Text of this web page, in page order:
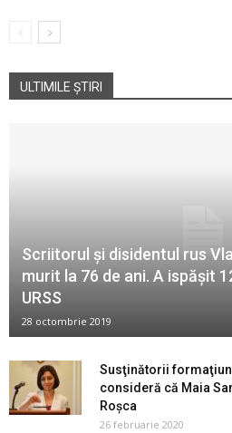
ULTIMILE ȘTIRI
Scriitorul şi disidentul rus
murit la 76 de ani. A ispășit
URSS
28 octombrie 2019
Susţinătorii
consideră că Maia
Roşca
26 februarie 2020